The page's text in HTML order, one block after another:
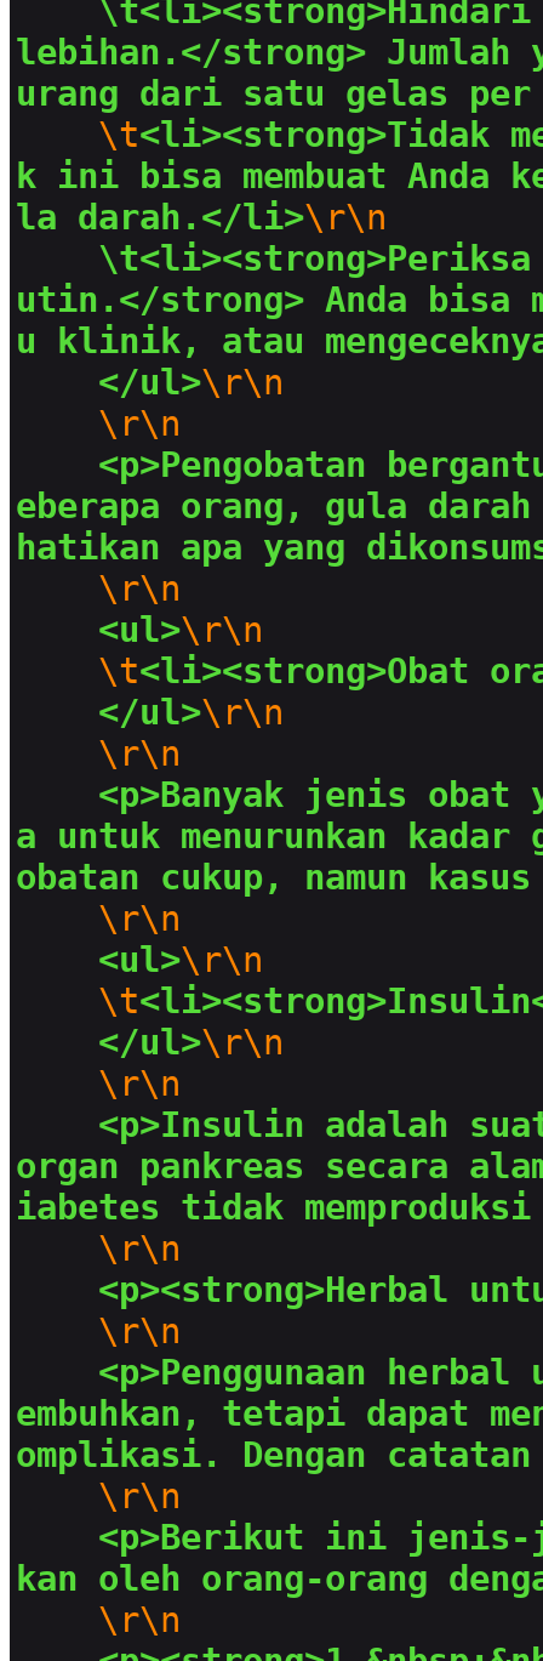
\t<li><strong>Hindari
lebihan.</strong> Jumlah
urang dari satu gelas
\t<li><strong>Tidak
k ini bisa membuat Anda
la darah.</li>\r\n
utin.</strong> Anda bisa
u klinik, atau
</ul>\r\n
\r\n
<p>Pengobatan
eberapa orang, gula
hatikan apa yang
\r\n
<ul>\r\n
\t<li><strong>Obat
</ul>\r\n
\r\n
<p>Banyak jenis obat
a untuk menurunkan
obatan cukup, namun
\r\n
<ul>\r\n
\t
</ul>\r\n
\r\n
<p>Insulin adalah
organ pankreas secara
iabetes tidak
\r\n
<p><strong>Herbal
\r\n
<p>Penggunaan
embuhkan, tetapi dapat
omplikasi. Dengan catatan
\r\n
<p>Berikut ini jenis-
kan oleh orang-orang
\r\n